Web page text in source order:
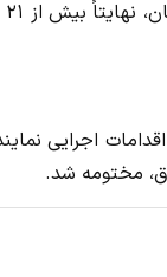
مختومه شد.